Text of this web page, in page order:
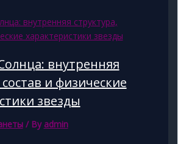
внутренняя
и физические
звезды
/ By admin